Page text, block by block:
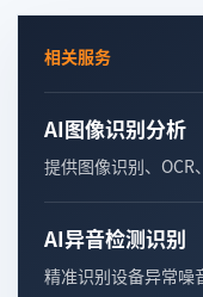
相关服务
AI图像识别分析
提供图像识别、OCR
AI异音检测识别
精准识别设备异常噪